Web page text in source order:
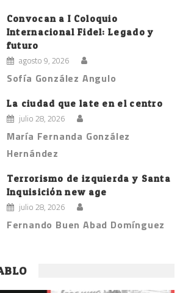
Convocan a I Coloquio
Internacional Fidel: Legado y
futuro
agosto 9, 2026
Sofía González Angulo
La ciudad que late en el centro
julio 28, 2026
María Fernanda González
Hernández
Terrorismo de izquierda y Santa
Inquisición new age
julio 28, 2026
Fernando Buen Abad Domínguez